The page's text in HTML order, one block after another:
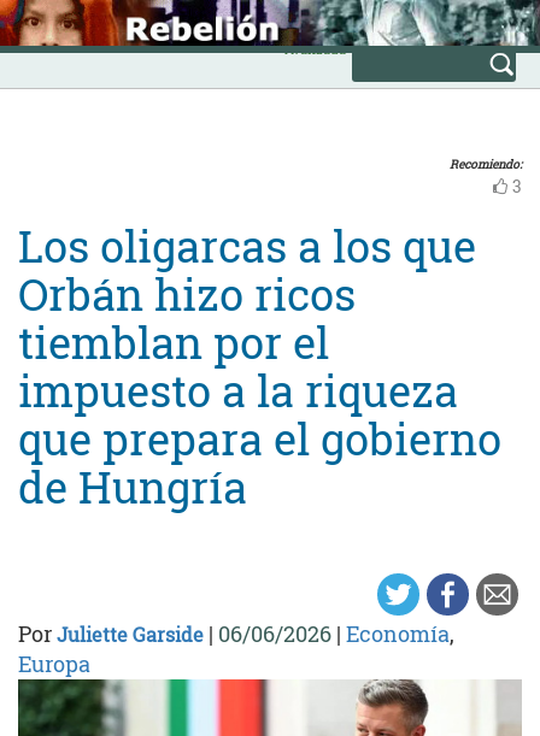
Skip
to
content
INICIO
Avanzada
Recomiendo:
3
Los oligarcas a los que
Orbán hizo ricos
tiemblan por el
impuesto a la riqueza
que prepara el gobierno
de Hungría
PorJuliette Garside | 06/06/2026 | Economía,
Europa